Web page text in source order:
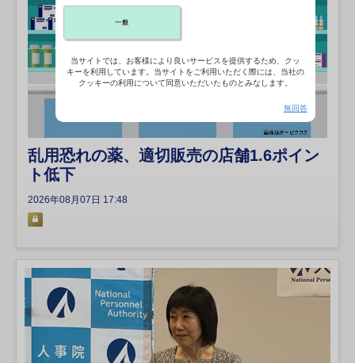
乱用恐れの薬、適切販売の店舗1.6ポイン
ト低下
2026年08月07日 17:48
一般
当サイトでは、お客様により良いサービスを提供するため、クッ
キーを利用しています。当サイトをご利用いただく際には、当社の
クッキーの利用について同意いただいたものとみなします。
無回答